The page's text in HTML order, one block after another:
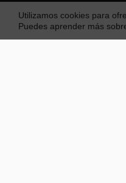
Utilizamos cookies para
Puedes aprender más